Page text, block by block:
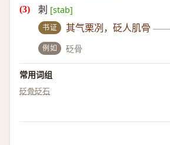
刺 [stab]
书证 其气栗冽，砭人肌骨
例如 砭骨
常用词组
砭骨砭石